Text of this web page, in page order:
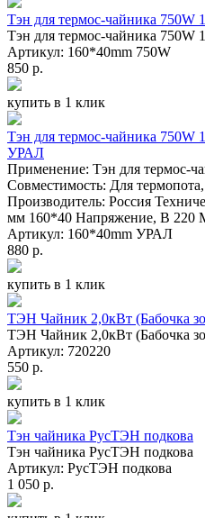
Тэн для термос-чайника 750W
Тэн для термос-чайника 750W
Артикул: 160*40mm 750W
850 р.
купить в 1 клик
Тэн для термос-чайника 750W
УРАЛ
Применение: Тэн для термос-
Совместимость: Для
Производитель: Россия
мм 160*40 Напряжение, В 220
Артикул: 160*40mm УРАЛ
880 р.
купить в 1 клик
ТЭН Чайник 2,0кВт (Бабочка
ТЭН Чайник 2,0кВт (Бабочка
Артикул: 720220
550 р.
купить в 1 клик
Тэн чайника РусТЭН подкова
Тэн чайника РусТЭН подкова
Артикул: РусТЭН подкова
1 050 р.